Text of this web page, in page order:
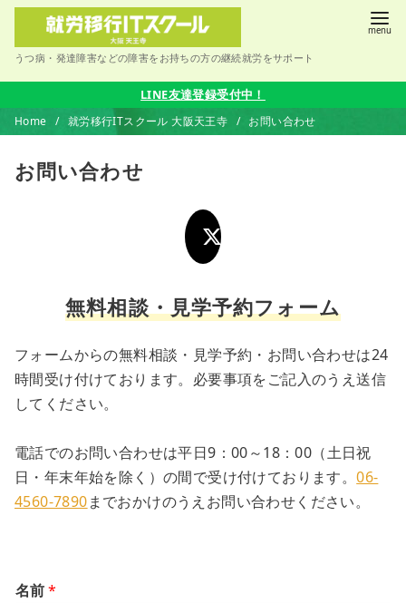
テ
うつ病・発達障害などの障害をお持ちの方の継続就労をサポート
LINE友達登録受付中！
Home 就労移行ITスクール 大阪天王寺 お問い合わせ
お問い合わせ
無料相談・見学予約フォーム
フォームからの無料相談・見学予約・お問い合わせは24
時間受け付けております。必要事項をご記入のうえ送信
してください。
電話でのお問い合わせは平日9：00～18：00（土日祝
日・年末年始を除く）の間で受け付けております。06-
4560-7890までおかけのうえお問い合わせください。
名前*